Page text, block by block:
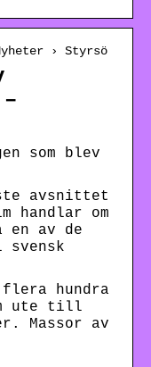
› Styrsö
som blev
avsnittet
handlar om
en av de
flera hundra
ute till
Massor av